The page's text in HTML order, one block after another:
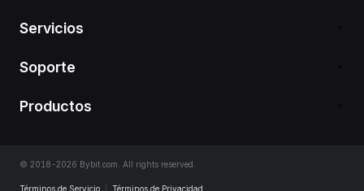
Servicios
Soporte
Productos
© 2018-2026 Bybit.com. All rights reserved.
Términos de Servicio Términos de Privacidad